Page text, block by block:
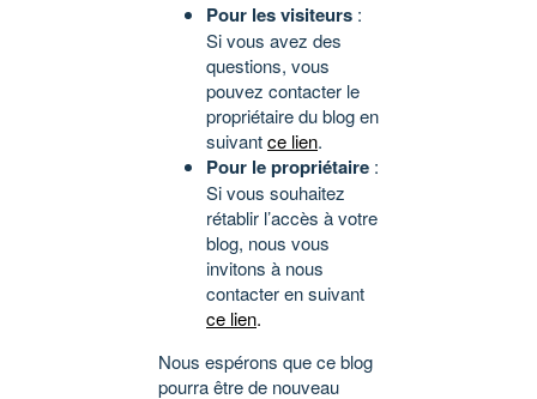
Pour les visiteurs :
Si vous avez des
questions, vous
pouvez contacter le
propriétaire du blog en
suivantce lien.
Pour le propriétaire :
Si vous souhaitez
rétablir l’accès à votre
blog, nous vous
invitons à nous
contacter en suivant
ce lien.
Nous espérons que ce blog
pourra être de nouveau